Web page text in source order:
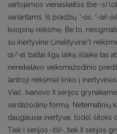
vartojamos vienaskaitos (be -s)
variantams. Iš pradžių *-os, *-ai(-
kuopinę reikšmę. Be to,
su inertyvine („inaktyvine“)
ai/-ei, baltai ilgą laiką išlaikė tas
nereikalavo veiksmažodinio
(antroji reikšmė) linko į
Viač. Ivanovo II serijos
vardažodinę formą. Netematinių
daugiausia inertyvai, todėl šitoks
Tiek I serijos -t(i)-, tiek II serijos